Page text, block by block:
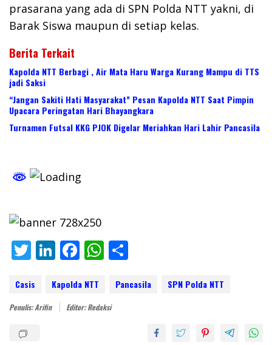
prasarana yang ada di SPN Polda NTT yakni, di
Barak Siswa maupun di setiap kelas.
Berita Terkait
Kapolda NTT Berbagi , Air Mata Haru Warga Kurang Mampu di TTS
jadi Saksi
“Jangan Sakiti Hati Masyarakat” Pesan Kapolda NTT Saat Pimpin
Upacara Peringatan Hari Bhayangkara
Turnamen Futsal KKG PJOK Digelar Meriahkan Hari Lahir Pancasila
T
itt
er
Li
k
e
F
e
b
W
at
s
ar
Casis Kapolda NTT Pancasila SPN Polda NTT
Penulis: Arifin Editor: Redaksi